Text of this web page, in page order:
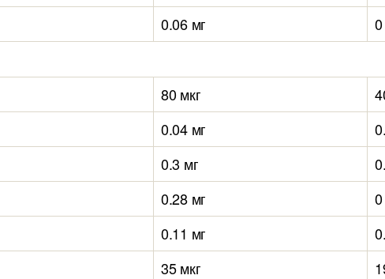
0.06 мг
0
80 мкг
0.04 мг
0.3 мг
0.28 мг
0
0.11 мг
35 мкг